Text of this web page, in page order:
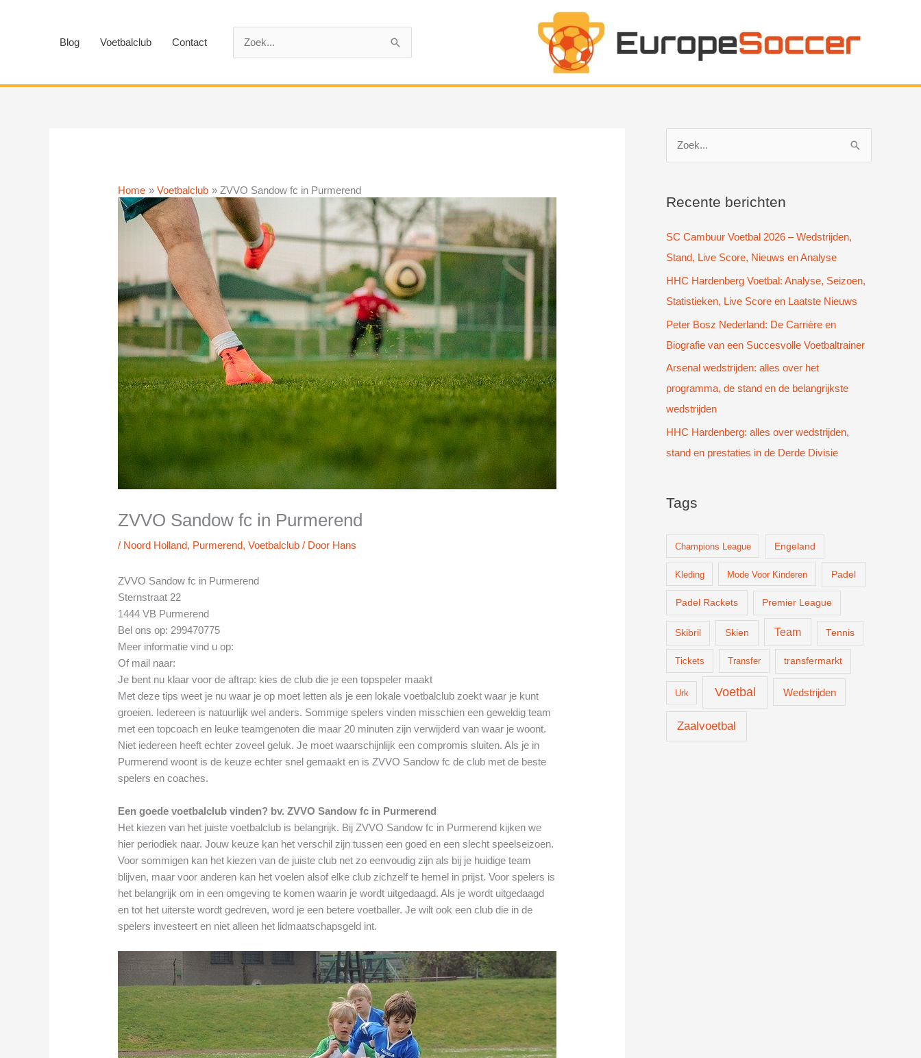
Blog Voetbalclub Contact
Home Voetbalclub ZVVO Sandow fc in Purmerend
ZVVO Sandow fc in Purmerend
/ Noord Holland, Purmerend,Voetbalclub / Door Hans
ZVVO Sandow fc in Purmerend
Sternstraat 22
1444 VB Purmerend
Bel ons op: 299470775
Meer informatie vind u op:
Of mail naar:
Je bent nu klaar voor de aftrap: kies de club die je een topspeler maakt
Met deze tips weet je nu waar je op moet letten als je een lokale voetbalclub zoekt waar je kunt
groeien. Iedereen is natuurlijk wel anders. Sommige spelers vinden misschien een geweldig team
met een topcoach en leuke teamgenoten die maar 20 minuten zijn verwijderd van waar je woont.
Niet iedereen heeft echter zoveel geluk. Je moet waarschijnlijk een compromis sluiten. Als je in
Purmerend woont is de keuze echter snel gemaakt en is ZVVO Sandow fc de club met de beste
spelers en coaches.
Een goede voetbalclub vinden? bv. ZVVO Sandow fc in Purmerend
Het kiezen van het juiste voetbalclub is belangrijk. Bij ZVVO Sandow fc in Purmerend kijken we
hier periodiek naar. Jouw keuze kan het verschil zijn tussen een goed en een slecht speelseizoen.
Voor sommigen kan het kiezen van de juiste club net zo eenvoudig zijn als bij je huidige team
blijven, maar voor anderen kan het voelen alsof elke club zichzelf te hemel in prijst. Voor spelers is
het belangrijk om in een omgeving te komen waarin je wordt uitgedaagd. Als je wordt uitgedaagd
en tot het uiterste wordt gedreven, word je een betere voetballer. Je wilt ook een club die in de
spelers investeert en niet alleen het lidmaatschapsgeld int.
k
a
a
r
:
Recente berichten
SC Cambuur Voetbal 2026 – Wedstrijden,
Stand, Live Score, Nieuws en Analyse
HHC Hardenberg Voetbal: Analyse, Seizoen,
Statistieken, Live Score en Laatste Nieuws
Peter Bosz Nederland: De Carrière en
Biografie van een Succesvolle Voetbaltrainer
Arsenal wedstrijden: alles over het
programma, de stand en de belangrijkste
wedstrijden
HHC Hardenberg: alles over wedstrijden,
stand en prestaties in de Derde Divisie
Tags
Champions League Engeland
Kleding Mode Voor Kinderen Padel
Padel Rackets Premier League
Skibril Skien Team Tennis
Tickets Transfer transfermarkt
Urk Voetbal Wedstrijden
Zaalvoetbal